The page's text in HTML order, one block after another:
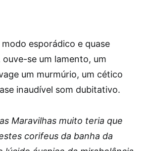
modo esporádico e quase
se um lamento, um
um murmúrio, um cético
inaudível som dubitativo.
Maravilhas muito teria que
corifeus da banha da